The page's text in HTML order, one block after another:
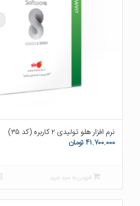
نرم افزار هلو تولیدی ۲ کاربره (کد ۳۵)
۴۱.۷۰۰.۰۰۰تومان
افزودن به سبد خرید